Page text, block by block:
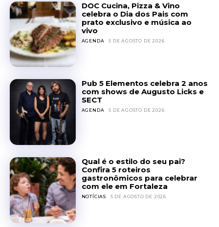
DOC Cucina, Pizza & Vino
celebra o Dia dos Pais com
prato exclusivo e música ao
vivo
AGENDA 5 DE AGOSTO DE 2026
Pub 5 Elementos celebra 2 anos
com shows de Augusto Licks e
SECT
AGENDA 5 DE AGOSTO DE 2026
Qual é o estilo do seu pai?
Confira 5 roteiros
gastronômicos para celebrar
com ele em Fortaleza
NOTÍCIAS 5 DE AGOSTO DE 2026